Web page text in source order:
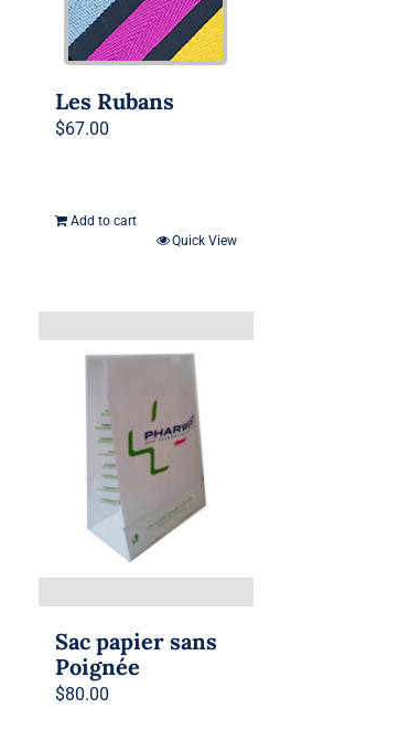
Les Rubans
$67.00
Add to cart
Quick View
Sac papier sans
Poignée
$80.00